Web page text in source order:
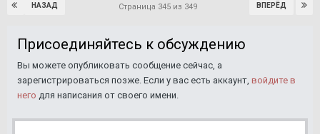
НАЗАД ВПЕРЁД
Страница 345 из 349
Присоединяйтесь к обсуждению
Вы можете опубликовать сообщение сейчас, а
зарегистрироваться позже. Если у вас есть аккаунт, войдите в
него для написания от своего имени.